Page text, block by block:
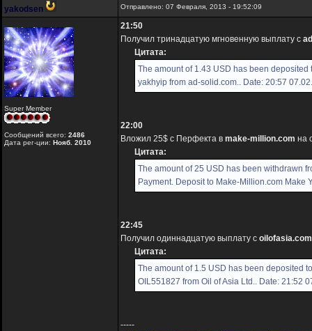
yakodsen Отправлено: 07 Февраля, 2013 - 19:52:09
Super Member
Сообщений всего: 2486
Дата рег-ции: Нояб. 2010
21:50
Получил тринадцатую мгновенную выплату с
Цитата:
The amount of 1.43 USD has been
yakhyip from ad-solid.com.. Date: 20:57
22:00
Вложил 25$ с Перфекта в make-million.com на
Цитата:
The amount of 25 USD has been withdrawn
Payment. Deposit to Make-Million.com Make
22:45
Получил одиннадцатую выплату с oilofasia.com
Цитата:
The amount of 1.5 USD has been deposited
OIL551827 from Oil of Asia Ltd.. Date: 21:52
-----